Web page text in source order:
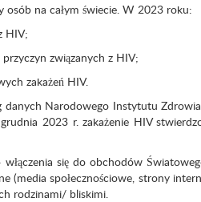
na całym świecie. W 2023 roku:
HIV;
związanych z HIV;
zakażeń HIV.
danych Narodowego Instytutu
2023 r. zakażenie HIV
się do obchodów
(media społecznościowe, strony
rodzinami/ bliskimi.